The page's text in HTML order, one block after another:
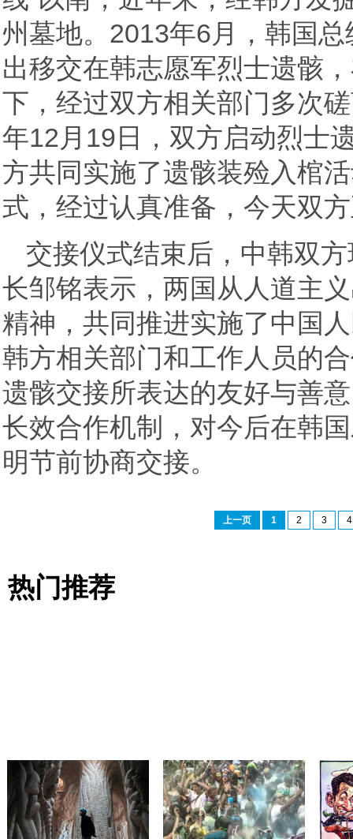
州墓地。2013年6月，韩国
出移交在韩志愿军烈士遗骸
下，经过双方相关部门多次
年12月19日，双方启动烈士
方共同实施了遗骸装殓入棺
式，经过认真准备，今天双
交接仪式结束后，中韩双
长邹铭表示，两国从人道主
精神，共同推进实施了中国
韩方相关部门和工作人员的
遗骸交接所表达的友好与善
长效合作机制，对今后在韩
明节前协商交接。
上一页 1 2 3 4
热门推荐